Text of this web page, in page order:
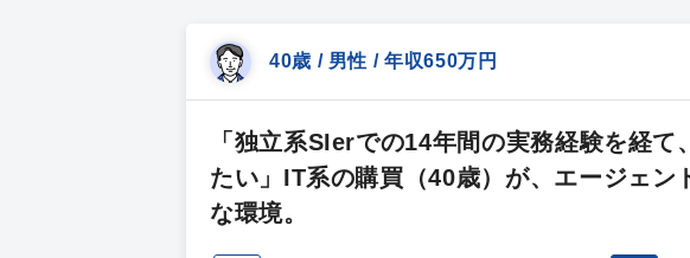
40歳 / 男性 / 年収650万円
「独立系SIerでの14年間の実務経験を経て
たい」IT系の購買（40歳）が、エージェン
な環境。